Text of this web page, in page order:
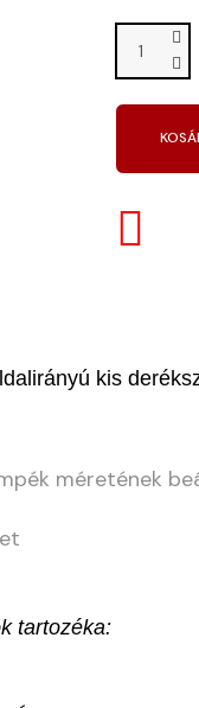
kis
méretének
tartozéka: